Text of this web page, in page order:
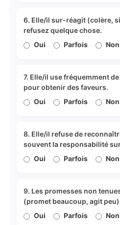
6. Elle/il sur-réagit (colère,
refusez quelque chose.
Oui
Parfois Non
7. Elle/il use fréquemment
pour obtenir des faveurs.
Oui
Parfois Non
8. Elle/il refuse de
souvent la responsabilité
Oui
Parfois Non
9. Les promesses non
(promet beaucoup, agit
Oui
Parfois Non